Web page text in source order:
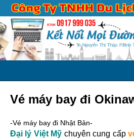
Vé máy bay đi
-Vé máy bay đi Nhật Bản-
Đại lý Việt Mỹ chuyên cung cấp